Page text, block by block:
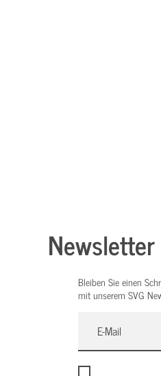
Newsletter
Bleiben Sie einen
mit unserem SVG